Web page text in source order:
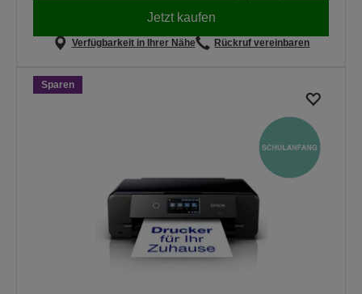
Jetzt kaufen
Verfügbarkeit in Ihrer Nähe Rückruf vereinbaren
Sparen